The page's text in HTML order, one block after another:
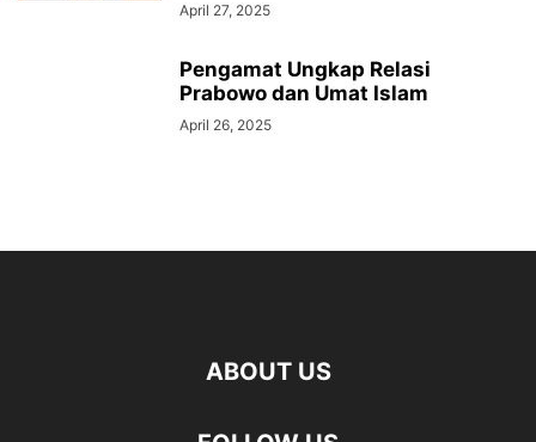
April 27, 2025
Pengamat Ungkap Relasi
Prabowo dan Umat Islam
April 26, 2025
ABOUT US